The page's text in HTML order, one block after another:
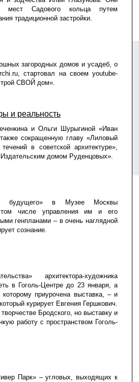
мест Садового кольца путем
традиционной застройки.
загородных домов и усадеб, о
стартовал на своем youtube-
СВОЙ дом».
и реальность
и Ольги Шурыгиной «Иван
сокращенную главу «Лиловый
в советской архитектуре»,
домом Руденцовых».
будущего» в Музее Москвы
числе управления им и его
генпланами – в очень наглядной
сознание.
архитектора-художника
в Гоголь-Центре до 23 января, а
приурочена выставка, – и
курирует Евгения Гершкович.
Бродского, но выставку и
работу с пространством Гоголь-
Парк» – угловых, выходящих к